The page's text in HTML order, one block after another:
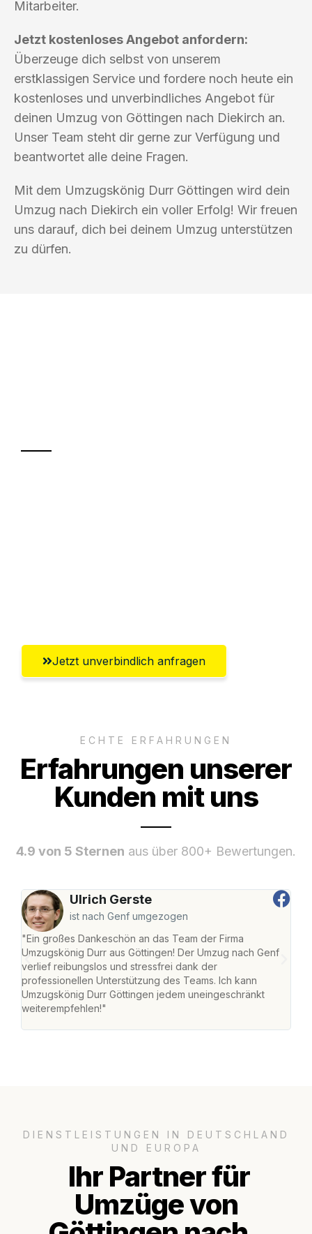
Mitarbeiter.
Jetzt kostenloses Angebot anfordern:
Überzeuge dich selbst von unserem
erstklassigen Service und fordere noch heute ein
kostenloses und unverbindliches Angebot für
deinen Umzug von Göttingen nach Diekirch an.
Unser Team steht dir gerne zur Verfügung und
beantwortet alle deine Fragen.
Mit dem Umzugskönig Durr Göttingen wird dein
Umzug nach Diekirch ein voller Erfolg! Wir freuen
uns darauf, dich bei deinem Umzug unterstützen
zu dürfen.
Jetzt unverbindlich anfragen
ECHTE ERFAHRUNGEN
Erfahrungen unserer
Kunden mit uns
4.9 von 5 Sternen aus über 800+ Bewertungen.
Ulrich Gerste
ist nach Genf umgezogen
"Ein großes Dankeschön an das Team der Firma
Umzugskönig Durr aus Göttingen! Der Umzug nach Genf
verlief reibungslos und stressfrei dank der
professionellen Unterstützung des Teams. Ich kann
Umzugskönig Durr Göttingen jedem uneingeschränkt
weiterempfehlen!"
DIENSTLEISTUNGEN IN DEUTSCHLAND
UND EUROPA
Ihr Partner für
Umzüge von